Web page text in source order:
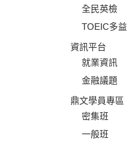
全民英檢
TOEIC多益
資訊平台
就業資訊
金融議題
鼎文學員專區
密集班
一般班